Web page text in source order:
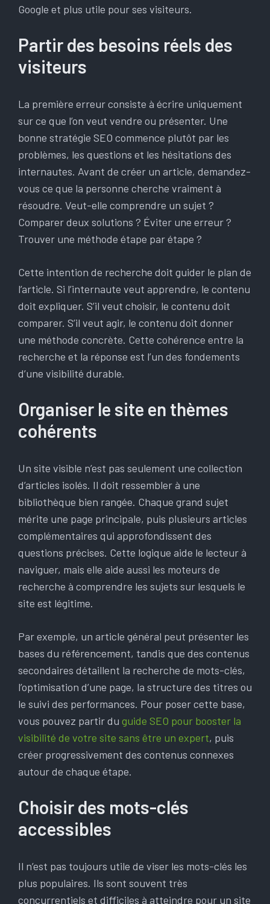
Google et plus utile pour ses visiteurs.
Partir des besoins réels des
visiteurs
La première erreur consiste à écrire uniquement
sur ce que l’on veut vendre ou présenter. Une
bonne stratégie SEO commence plutôt par les
problèmes, les questions et les hésitations des
internautes. Avant de créer un article, demandez-
vous ce que la personne cherche vraiment à
résoudre. Veut-elle comprendre un sujet ?
Comparer deux solutions ? Éviter une erreur ?
Trouver une méthode étape par étape ?
Cette intention de recherche doit guider le plan de
l’article. Si l’internaute veut apprendre, le contenu
doit expliquer. S’il veut choisir, le contenu doit
comparer. S’il veut agir, le contenu doit donner
une méthode concrète. Cette cohérence entre la
recherche et la réponse est l’un des fondements
d’une visibilité durable.
Organiser le site en thèmes
cohérents
Un site visible n’est pas seulement une collection
d’articles isolés. Il doit ressembler à une
bibliothèque bien rangée. Chaque grand sujet
mérite une page principale, puis plusieurs articles
complémentaires qui approfondissent des
questions précises. Cette logique aide le lecteur à
naviguer, mais elle aide aussi les moteurs de
recherche à comprendre les sujets sur lesquels le
site est légitime.
Par exemple, un article général peut présenter les
bases du référencement, tandis que des contenus
secondaires détaillent la recherche de mots-clés,
l’optimisation d’une page, la structure des titres ou
le suivi des performances. Pour poser cette base,
vous pouvez partir du guide SEO pour booster la
visibilité de votre site sans être un expert, puis
créer progressivement des contenus connexes
autour de chaque étape.
Choisir des mots-clés
accessibles
Il n’est pas toujours utile de viser les mots-clés les
plus populaires. Ils sont souvent très
concurrentiels et difficiles à atteindre pour un site